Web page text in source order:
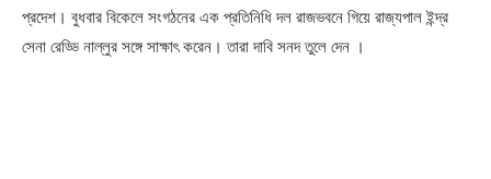
প্রদেশ। বুধবার বিকেলে সংগঠনের এক প্রতিনিধি দল রাজভবনে গিয়ে রাজ্যপাল ইন্দ্র
সেনা রেড্ডি নাল্লুর সঙ্গে সাক্ষাৎ করেন। তারা দাবি সনদ তুলে দেন ।